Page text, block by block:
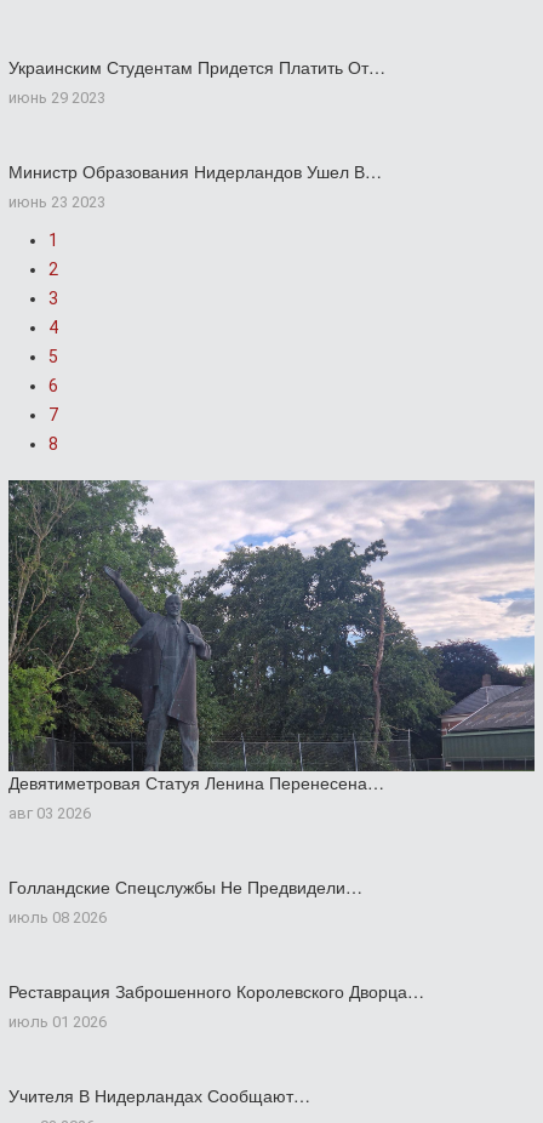
Украинским Студентам Придется Платить От…
июнь 29 2023
Министр Образования Нидерландов Ушел В…
июнь 23 2023
1
2
3
4
5
6
7
8
Девятиметровая Статуя Ленина Перенесена…
авг 03 2026
Голландские Спецслужбы Не Предвидели…
июль 08 2026
Реставрация Заброшенного Королевского Дворца…
июль 01 2026
Учителя В Нидерландах Сообщают…